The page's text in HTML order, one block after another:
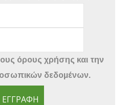
όρους χρήσης και την
δεδομένων.
ΕΓΓΡΑΦΉ